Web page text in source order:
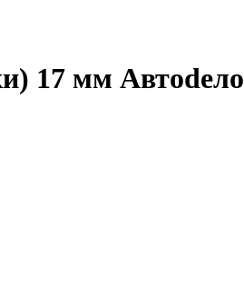
17 мм Автоdело